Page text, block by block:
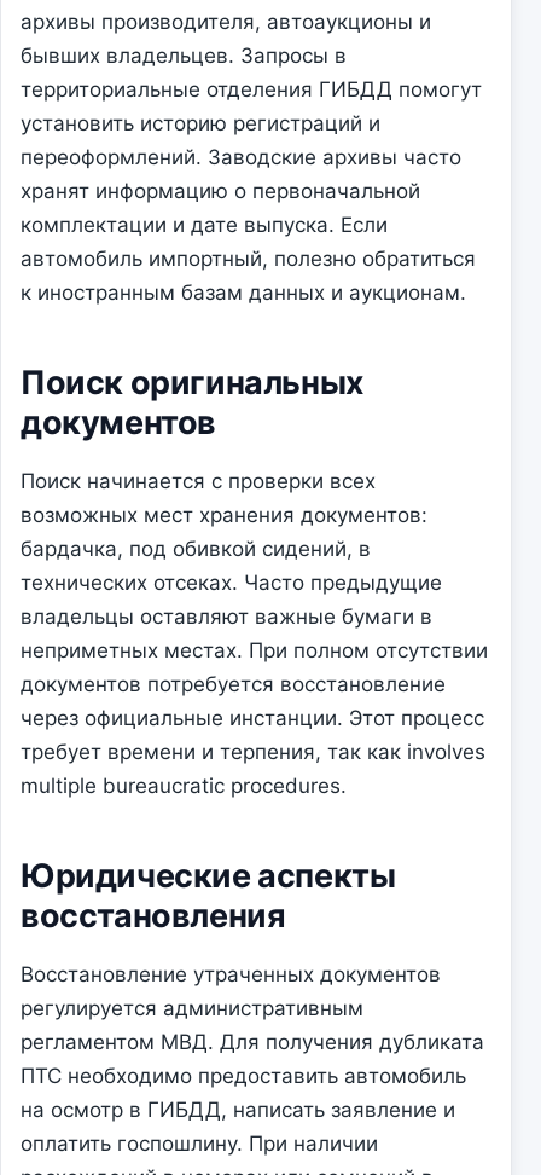
архивы производителя, автоаукционы и
бывших владельцев. Запросы в
территориальные отделения ГИБДД помогут
установить историю регистраций и
переоформлений. Заводские архивы часто
хранят информацию о первоначальной
комплектации и дате выпуска. Если
автомобиль импортный, полезно обратиться
к иностранным базам данных и аукционам.
Поиск оригинальных
документов
Поиск начинается с проверки всех
возможных мест хранения документов:
бардачка, под обивкой сидений, в
технических отсеках. Часто предыдущие
владельцы оставляют важные бумаги в
неприметных местах. При полном отсутствии
документов потребуется восстановление
через официальные инстанции. Этот процесс
требует времени и терпения, так как involves
multiple bureaucratic procedures.
Юридические аспекты
восстановления
Восстановление утраченных документов
регулируется административным
регламентом МВД. Для получения дубликата
ПТС необходимо предоставить автомобиль
на осмотр в ГИБДД, написать заявление и
оплатить госпошлину. При наличии